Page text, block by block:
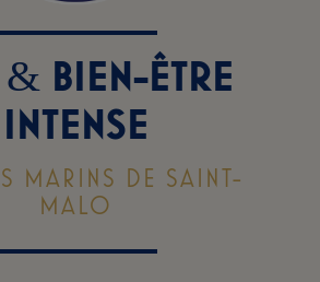
& BIEN-ÊTRE
INTENSE
MARINS DE SAINT-
MALO